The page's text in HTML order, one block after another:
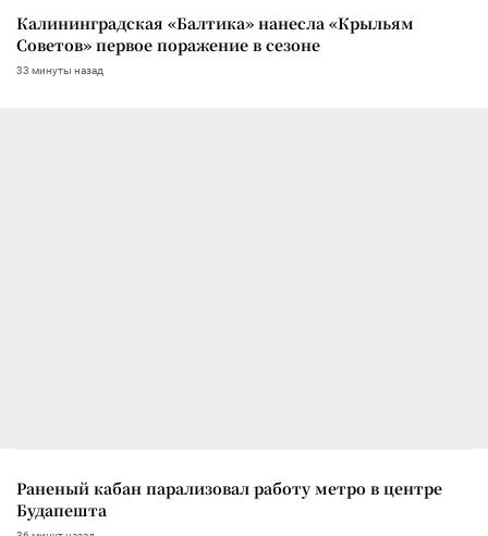
Калининградская «Балтика» нанесла «Крыльям
Советов» первое поражение в сезоне
33 минуты назад
Раненый кабан парализовал работу метро в центре
Будапешта